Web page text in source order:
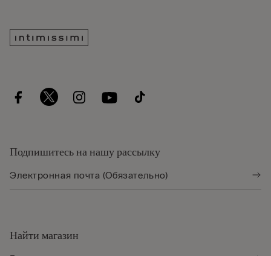
Подпишитесь на нашу рассылку
Найти магазин